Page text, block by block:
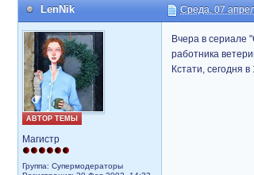
LenNik Среда, 07
АВТОР ТЕМЫ
Магистр
Группа: Супермодераторы
Вчера в сериале
работника
Кстати, сегодня